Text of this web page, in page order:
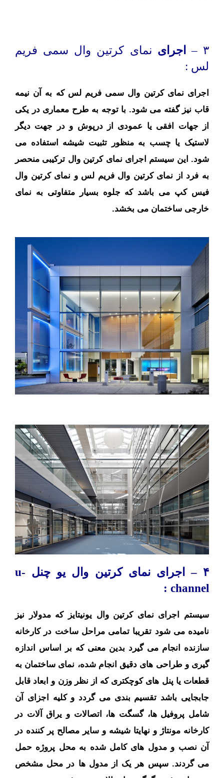
۳ – اجرای نمای کرتین وال سمی فریم
لس :
اجرای نمای کرتین وال سمی فریم لس که به آن نیمه
قاب نیز گفته می شود. با توجه به طرح معماری در یکی
از جهات افقی یا عمودی از درپوش و در جهت دیگر
لاستیک یا چسب به منظور تثبیت شیشه استفاده می
شود. این سیستم اجرای نمای کرتین وال ترکیبی منحصر
به فرد از نمای کرتین وال فریم لس و نمای کرتین وال
فیس کپ می باشد که جلوه بسیار متفاوتی به نمای
خارجی ساختمان می بخشد.
۴ – اجرای نمای کرتین وال یو چنل u-
channel :
سیستم اجرای نمای کرتین وال یونیتایز که مدولار نیز
نامیده می شود تقریبا تمامی مراحل ساخت در کارخانه
سازنده انجام می گیرد بدین معنی که بر اساس اندازه
گیری و طراحی های دقیق انجام شده، نمای ساختمان به
قطعات یا پنل های کوچکتری که از نظر وزن و ابعاد قابل
جابجایی باشد تقسیم بندی می گردد و کلیه اجزای آن
شامل پروفیل ها، گسگت ها، اتصالات و یراق آلات در
کارخانه مونتاژ و نهایتا شیشه و سایر مصالح پر کننده در
آن نصب و مدول های کامل شده به محل پروژه حمل
می گردند. سپس هر یک از مدول ها در محل مشخص